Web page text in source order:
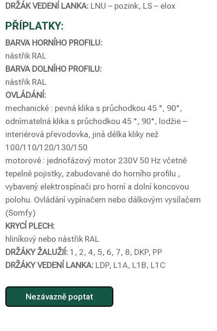
DRŽÁK VEDENÍ LANKA: LNU – pozink, LS – elox
PŘÍPLATKY:
BARVA HORNÍHO PROFILU:
nástřik RAL
BARVA DOLNÍHO PROFILU:
nástřik RAL
OVLÁDÁNÍ:
mechanické : pevná klika s průchodkou 45 °, 90°,
odnímatelná klika s průchodkou 45 °, 90°, lodžie –
interiérová převodovka, jiná délka kliky než
100/110/120/130/150
motorové : jednofázový motor 230V 50 Hz včetně
tepelné pojistky, zabudované do horního profilu ,
vybavený elektrospínači pro horní a dolní koncovou
polohu. Ovládání vypínačem nebo dálkovým vysílačem
(Somfy)
KRYCÍ PLECH:
hliníkový nebo nástřik RAL
DRŽÁKY ŽALUŽIÍ: 1, 2, 4, 5, 6, 7, 8, DKP, PP
DRŽÁKY VEDENÍ LANKA: LDP, L1A, L1B, L1C
Nezávazně poptat